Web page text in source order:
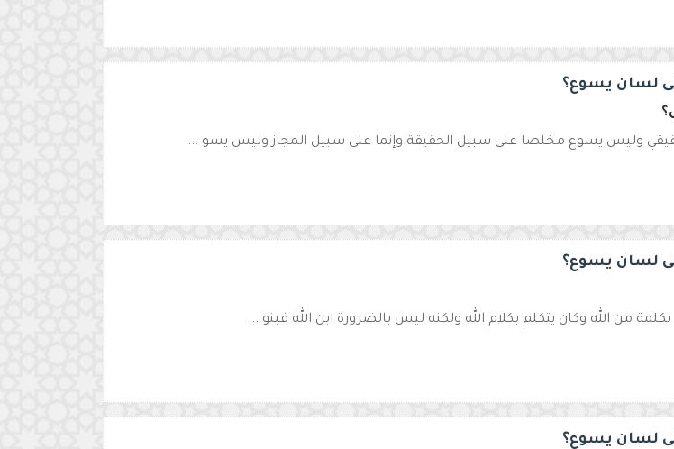
لسان يسوع؟
وليس يسوع مخلصا على سبيل الحقيقة وإنما على سبيل المجاز وليس يسو ...
لسان يسوع؟
من الله وكان يتكلم بكلام الله ولكنه ليس بالضرورة ابن الله فبنو ...
لسان يسوع؟